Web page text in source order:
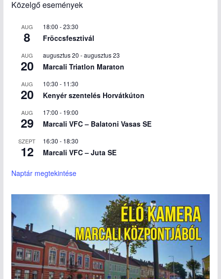
Közelgő események
AUG
8
18:00 -23:30
Fröccsfesztivál
AUG
20
augusztus 20 -augusztus 23
Marcali Triatlon Maraton
AUG
20
10:30 - 11:30
Kenyér szentelés Horvátkúton
AUG
29
17:00 - 19:00
Marcali VFC – Balatoni Vasas SE
SZEPT
12
16:30 - 18:30
Marcali VFC – Juta SE
Naptár megtekintése